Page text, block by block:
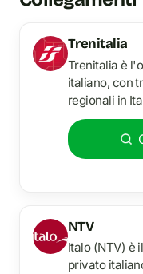
Trenitalia
Trenitalia è
italiano, con
regionali in
NTV
Italo (NTV) è
privato